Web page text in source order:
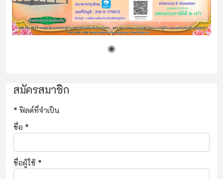
สมัครสมาชิก
* ฟิลด์ที่จำเป็น
ชื่อ *
ชื่อผู้ใช้ *